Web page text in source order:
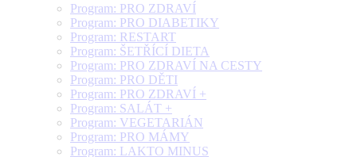
Program: PRO ZDRAVÍ
Program: PRO DIABETIKY
Program: RESTART
Program: ŠETŘÍCÍ DIETA
Program: PRO ZDRAVÍ NA CESTY
Program: PRO DĚTI
Program: PRO ZDRAVÍ +
Program: SALÁT +
Program: VEGETARIÁN
Program: PRO MÁMY
Program: LAKTO MINUS